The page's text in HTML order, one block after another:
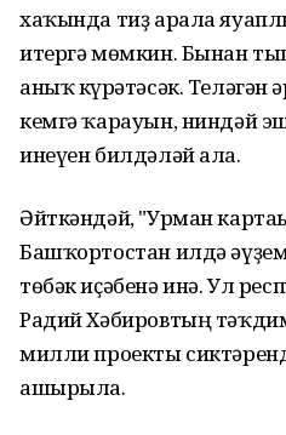
хаҡында тиҙ арала
итергә мөмкин. Бынан
аныҡ күрһәтәсәк. Теләгән
кемгә ҡарауын, ниндәй
инеүен билдәләй ала.
Әйткәндәй, "Урман
Башҡортостан илдә
төбәк иҫәбенә инә. Ул
Радий Хәбировтың
милли проекты
ашырыла.